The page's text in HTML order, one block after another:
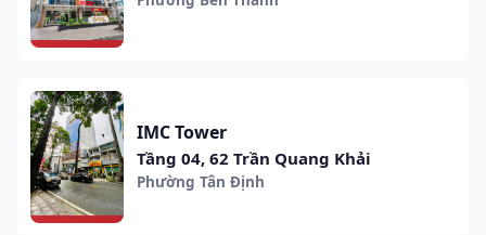
IMC Tower
Tầng 04, 62 Trần Quang Khải
Phường Tân Định